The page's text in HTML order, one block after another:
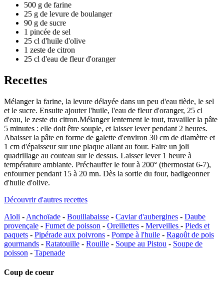
500 g de farine
25 g de levure de boulanger
90 g de sucre
1 pincée de sel
25 cl d'huile d'olive
1 zeste de citron
25 cl d'eau de fleur d'oranger
Recettes
Mélanger la farine, la levure délayée dans un peu d'eau tiède, le sel
et le sucre. Ensuite ajouter l'huile, l'eau de fleur d'oranger, 25 cl
d'eau, le zeste du citron.Mélanger lentement le tout, travailler la pâte
5 minutes : elle doit être souple, et laisser lever pendant 2 heures.
Abaisser la pâte en forme de galette d'environ 30 cm de diamètre et
1 cm d'épaisseur sur une plaque allant au four. Faire un joli
quadrillage au couteau sur le dessus. Laisser lever 1 heure à
température ambiante. Préchauffer le four à 200° (thermostat 6-7),
enfourner pendant 15 à 20 mn. Dès la sortie du four, badigeonner
d'huile d'olive.
Découvrir d'autres recettes
Aïoli - Anchoïade - Bouillabaisse - Caviar d'aubergines - Daube
provençale - Fumet de poisson - Oreillettes - Merveilles - Pieds et
paquets - Pipérade aux poivrons - Pompe à l'huile - Ragoût de pois
gourmands - Ratatouille - Rouille - Soupe au Pistou - Soupe de
poisson - Tapenade
Coup de coeur